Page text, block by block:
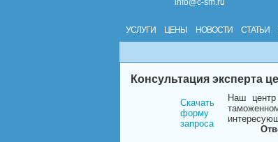
info@c-sm.ru
УСЛУГИ ЦЕНЫ НОВОСТИ СТАТЬИ
Консультация эксперта
Скачать
форму
запроса
Наш